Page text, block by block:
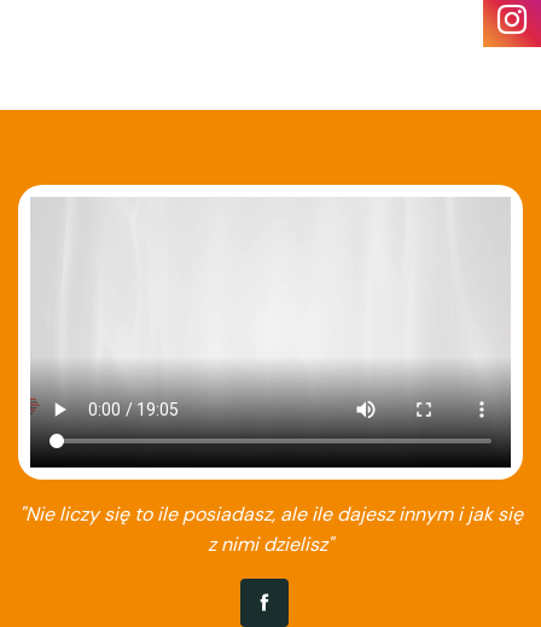
"Nie liczy się to ile posiadasz, ale ile dajesz innym i jak się
z nimi dzielisz"